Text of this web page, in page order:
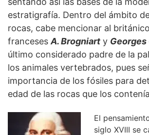
estratigrafía. Dentro del ámbito
rocas, cabe mencionar al británico
franceses A. Brogniart y
último considerado padre de la
los animales vertebrados, pues
importancia de los fósiles para
edad de las rocas que los
El
siglo XVIII se